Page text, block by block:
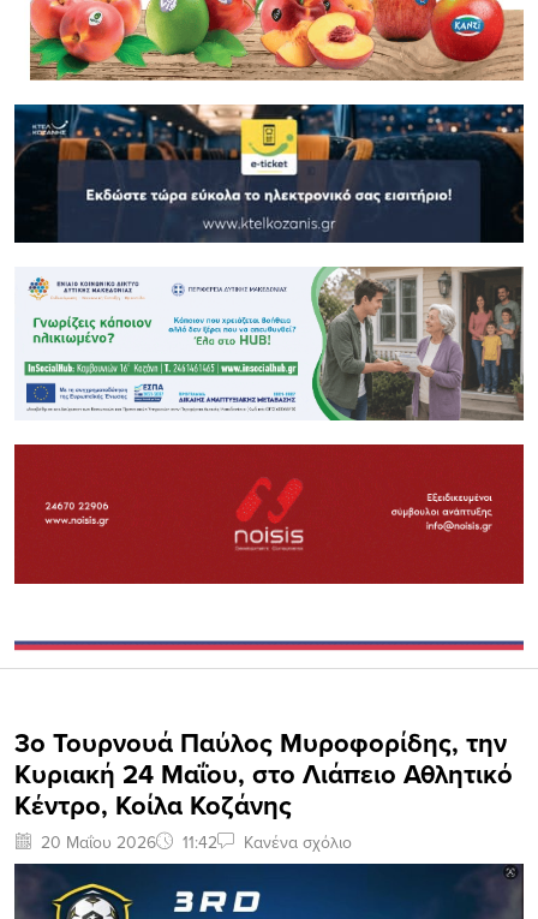
3ο Τουρνουά Παύλος Μυροφορίδης, την
Κυριακή 24 Μαΐου, στο Λιάπειο Αθλητικό
Κέντρο, Κοίλα Κοζάνης
20 Μαΐου 2026 11:42 Κανένα σχόλιο